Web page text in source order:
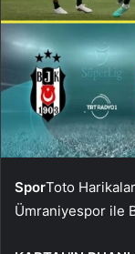
SporToto
Ümraniyespor ile